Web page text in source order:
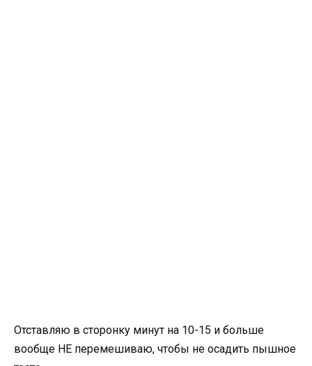
Отставляю в сторонку минут на 10-15 и больше
вообще НЕ перемешиваю, чтобы не осадить пышное